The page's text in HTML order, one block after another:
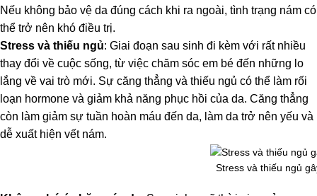
Nếu không bảo vệ da đúng cách khi ra ngoài, tình trạng nám có
thể trở nên khó điều trị.
Stress và thiếu ngủ: Giai đoạn sau sinh đi kèm với rất nhiều
thay đổi về cuộc sống, từ việc chăm sóc em bé đến những lo
lắng về vai trò mới. Sự căng thẳng và thiếu ngủ có thể làm rối
loạn hormone và giảm khả năng phục hồi của da. Căng thẳng
còn làm giảm sự tuần hoàn máu đến da, làm da trở nên yếu và
dễ xuất hiện vết nám.
Stress và thiếu ngủ